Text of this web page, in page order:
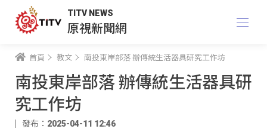
TITV NEWS
原視新聞網
首頁 教文 南投東岸部落 辦傳統生活器具研究工作坊
南投東岸部落 辦傳統生活器具研
究工作坊
發布：2025-04-11 12:46